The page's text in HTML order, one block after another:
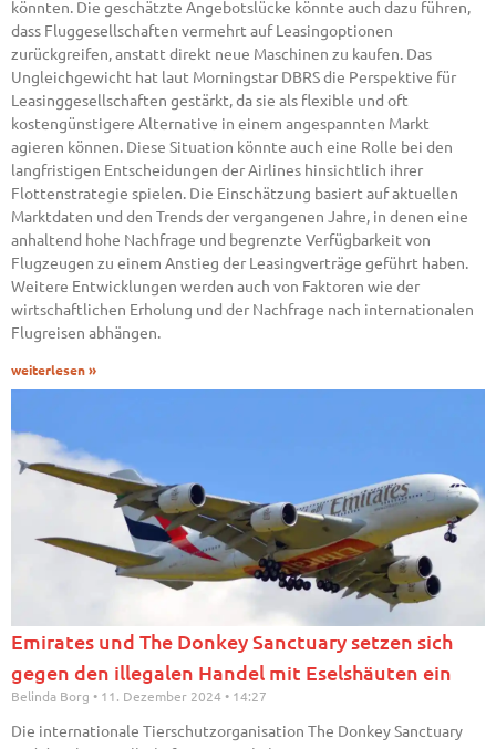
könnten. Die geschätzte Angebotslücke könnte auch dazu führen,
dass Fluggesellschaften vermehrt auf Leasingoptionen
zurückgreifen, anstatt direkt neue Maschinen zu kaufen. Das
Ungleichgewicht hat laut Morningstar DBRS die Perspektive für
Leasinggesellschaften gestärkt, da sie als flexible und oft
kostengünstigere Alternative in einem angespannten Markt
agieren können. Diese Situation könnte auch eine Rolle bei den
langfristigen Entscheidungen der Airlines hinsichtlich ihrer
Flottenstrategie spielen. Die Einschätzung basiert auf aktuellen
Marktdaten und den Trends der vergangenen Jahre, in denen eine
anhaltend hohe Nachfrage und begrenzte Verfügbarkeit von
Flugzeugen zu einem Anstieg der Leasingverträge geführt haben.
Weitere Entwicklungen werden auch von Faktoren wie der
wirtschaftlichen Erholung und der Nachfrage nach internationalen
Flugreisen abhängen.
weiterlesen »
Emirates und The Donkey Sanctuary setzen sich
gegen den illegalen Handel mit Eselshäuten ein
Belinda Borg 11. Dezember 2024 14:27
Die internationale Tierschutzorganisation The Donkey Sanctuary